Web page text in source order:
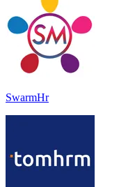
SwarmHr